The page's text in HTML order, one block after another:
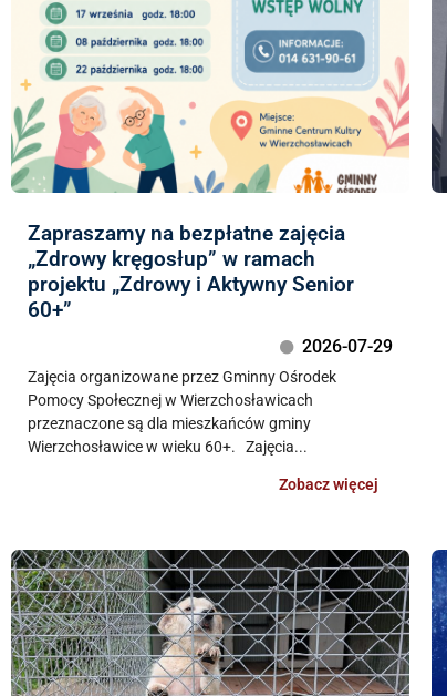
Zapraszamy na bezpłatne zajęcia
„Zdrowy kręgosłup” w ramach
projektu „Zdrowy i Aktywny Senior
60+”
2026-07-29
Zajęcia organizowane przez Gminny Ośrodek
Pomocy Społecznej w Wierzchosławicach
przeznaczone są dla mieszkańców gminy
Wierzchosławice w wieku 60+. Zajęcia...
Zobacz więcej